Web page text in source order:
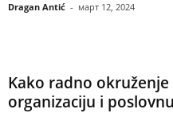
Dragan Antić - март 12, 2024
Kako radno
organizaciju i